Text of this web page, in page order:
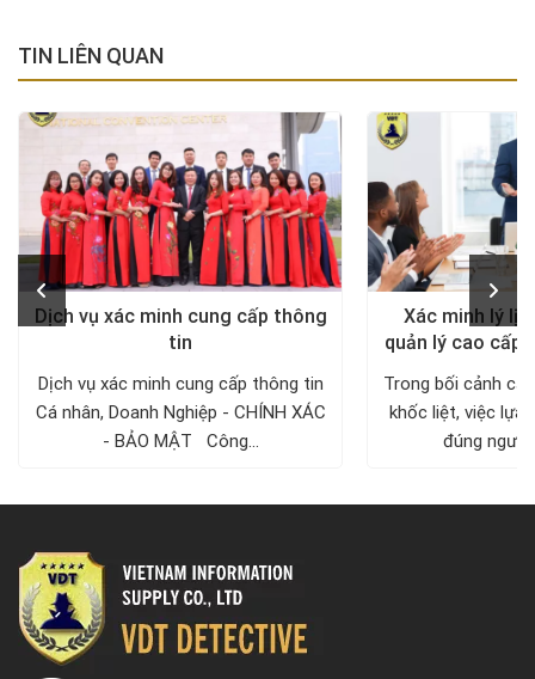
TIN LIÊN QUAN
Dịch vụ xác minh cung cấp thông
tin
Dịch vụ xác minh cung cấp thông tin
Cá nhân, Doanh Nghiệp - CHÍNH XÁC
- BẢO MẬT Công...
Xác minh lý
quản lý cao cấp
Trong bối cảnh
khốc liệt, việc lựa
đúng